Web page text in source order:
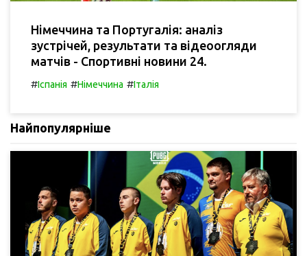
Німеччина та Португалія: аналіз
зустрічей, результати та відеоогляди
матчів - Спортивні новини 24.
#Іспанія #Німеччина #Італія
Найпопулярніше